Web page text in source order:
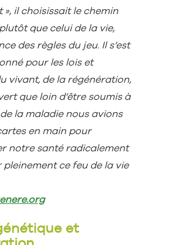
il choisissait le chemin
que celui de la vie,
des règles du jeu. Il s’est
pour les lois et
vivant, de la régénération,
que loin d’être soumis à
la maladie nous avions
en main pour
notre santé radicalement
pleinement ce feu de la vie
et